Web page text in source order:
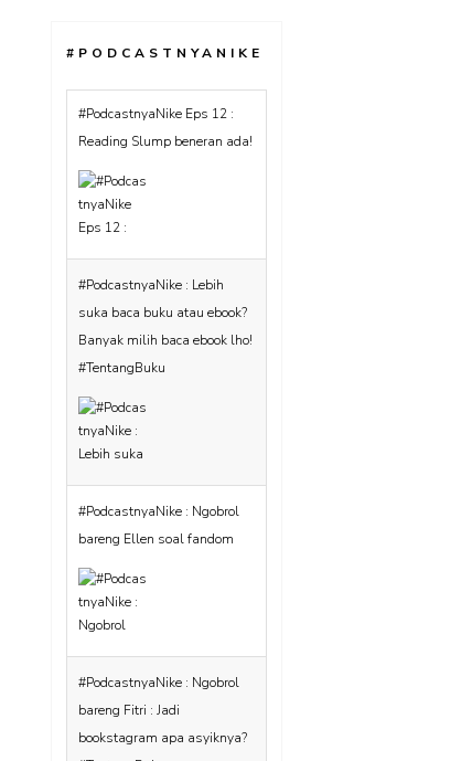
#PODCASTNYANIKE
#PodcastnyaNike : Lebih
suka baca buku atau ebook?
Banyak milih baca ebook lho!
#TentangBuku
#PodcastnyaNike : Ngobrol
bareng Ellen soal fandom
#PodcastnyaNike : Ngobrol
bareng Fitri : Jadi
bookstagram apa asyiknya?
#TentangBuku
#PodcastnyaNike : Di